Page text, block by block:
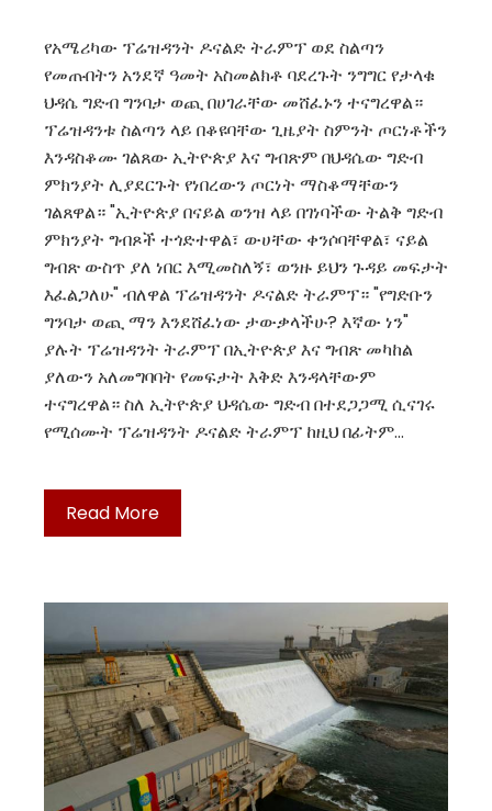
የአሜሪካው ፕሬዝዳንት ዶናልድ ትራምፕ ወደ ስልጣን
የመጡበትን አንደኛ ዓመት አስመልክቶ ባደረጉት ንግግር የታላቁ
ህዳሴ ግድብ ግንባታ ወጪ በሀገራቸው መሸፈኑን ተናግረዋል።
ፕሬዝዳንቱ ስልጣን ላይ በቆዩባቸው ጊዜያት ስምንት ጦርነቶችን
እንዳስቆሙ ገልጸው ኢትዮጵያ እና ግብጽም በህዳሴው ግድብ
ምክንያት ሊያደርጉት የነበረውን ጦርነት ማስቆማቸውን
ገልጸዋል። "ኢትዮጵያ በናይል ወንዝ ላይ በገነባችው ትልቅ ግድብ
ምክንያት ግብጾች ተጎድተዋል፣ ውሀቸው ቀንሶባቸዋል፣ ናይል
ግብጽ ውስጥ ያለ ነበር እሚመስለኝ፣ ወንዙ ይህን ጉዳይ መፍታት
እፈልጋለሁ" ብለዋል ፕሬዝዳንት ዶናልድ ትራምፕ። "የግድቡን
ግንባታ ወጪ ማን እንደሸፈነው ታውቃላችሁ? እኛው ነን"
ያሉት ፕሬዝዳንት ትራምፕ በኢትዮጵያ እና ግብጽ መካከል
ያለውን አለመግባባት የመፍታት እቅድ እንዳላቸውም
ተናግረዋል። ስለ ኢትዮጵያ ህዳሴው ግድብ በተደጋጋሚ ሲናገሩ
የሚሰሙት ፕሬዝዳንት ዶናልድ ትራምፕ ከዚህ በፊትም…
Read More